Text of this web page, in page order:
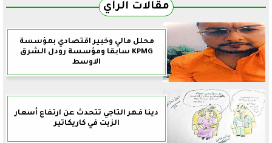
مقالات الرأي
محلل مالي وخبير اقتصادي بمؤسسة
KPMG سابقا ومؤسسة رودل الشرق
الاوسط
دينا فهر التاجي تتحدث عن ارتفاع أسعار
الزيت في كاريكاتير